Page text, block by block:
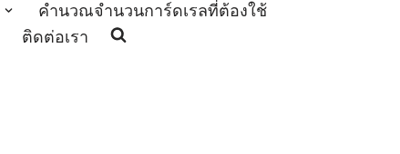
คำนวณจำนวนการ์ดเรลที่ต้องใช้
ติดต่อเรา